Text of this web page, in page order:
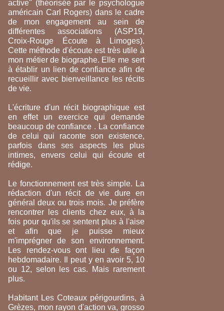
active" (théorisée par le psychologue
américain Carl Rogers) dans le cadre
de mon engagement au sein de
différentes associations (ASP19,
Croix-Rouge Écoute à Limoges).
Cette méthode d'écoute est très utile à
mon métier de biographe. Elle me sert
à établir un lien de confiance afin de
recueillir avec bienveillance les récits
de vie.
L'écriture d'un récit biographique est
en effet un exercice qui demande
beaucoup de confiance . La confiance
de celui qui raconte son existence,
parfois dans ses aspects les plus
intimes, envers celui qui écoute et
rédige.
Le fonctionnement est très simple. La
rédaction d'un récit de vie dure en
général deux ou trois mois. Je préfère
rencontrer les clients chez eux, à la
fois pour qu'ils se sentent plus à l'aise
et afin que je puisse mieux
m'imprégner de son environnement.
Les rendez-vous ont lieu de façon
hebdomadaire. Il peut y en avoir 5, 10
ou 12, selon les cas. Mais rarement
plus.
Habitant Les Coteaux périgourdins, à
Grèzes, mon rayon d'action va, grosso